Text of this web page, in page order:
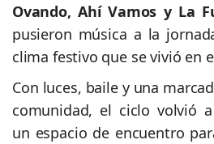
Ovando, Ahí Vamos y La
pusieron música a la
clima festivo que se vivió en
Con luces, baile y una
comunidad, el ciclo volvió
un espacio de encuentro